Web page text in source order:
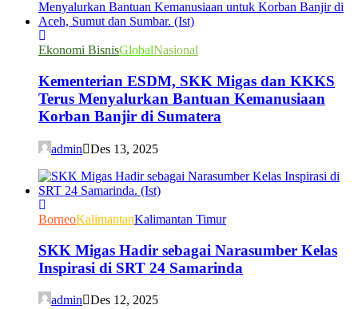
Ekonomi BisnisGlobalNasional
Kementerian ESDM, SKK Migas dan KKKS
Terus Menyalurkan Bantuan Kemanusiaan
Korban Banjir di Sumatera
admin Des 13, 2025
BorneoKalimantanKalimantan Timur
SKK Migas Hadir sebagai Narasumber Kelas
Inspirasi di SRT 24 Samarinda
admin Des 12, 2025